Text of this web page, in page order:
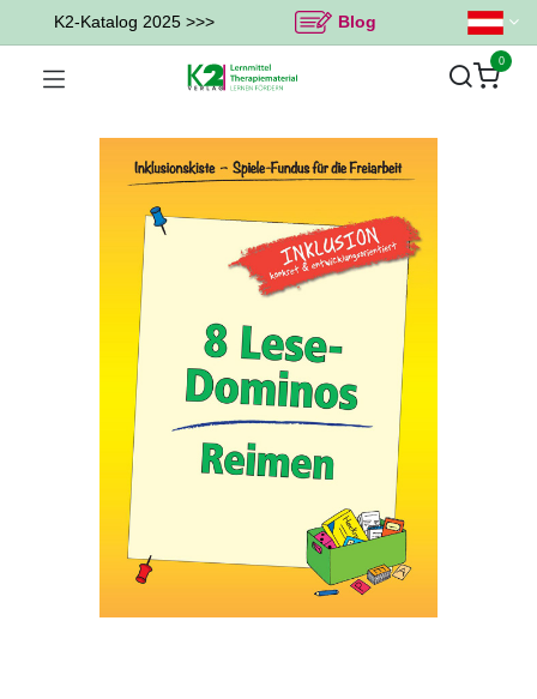
K2-Katalog 2025 >>> Blog
0